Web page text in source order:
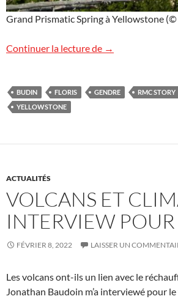
Grand Prismatic Spring à Yellowstone
Continuer la lecture de Yellowstone sur
→
BUDIN FLORIS GENDRE RMC STORY
YELLOWSTONE
ACTUALITÉS
VOLCANS ET
INTERVIEW POUR
FÉVRIER 8, 2022 LAISSER UN
Les volcans ont-ils un lien avec le
Jonathan Baudoin m’a interviewé pour